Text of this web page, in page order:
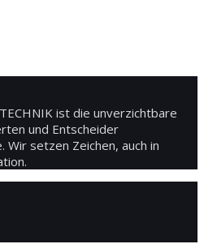
ist die unverzichtbare
und Entscheider
setzen Zeichen, auch in